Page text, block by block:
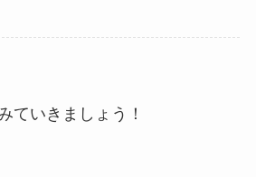
ていきましょう！